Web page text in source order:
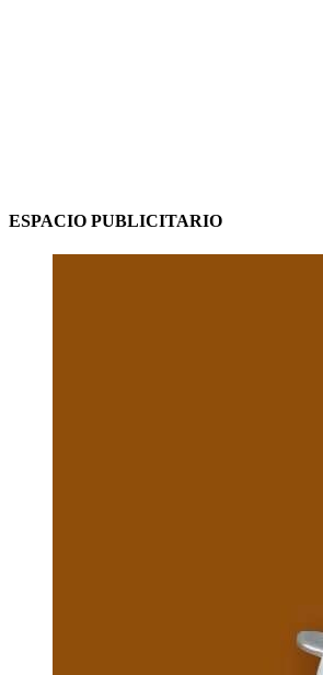
ESPACIO PUBLICITARIO